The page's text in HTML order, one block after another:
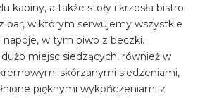
kabiny, a także stoły i krzesła bistro.
bar, w którym serwujemy wszystkie
napoje, w tym piwo z beczki.
miejsc siedzących, również w
skórzanymi siedzeniami,
pięknymi wykończeniami z